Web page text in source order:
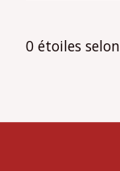
0 étoiles selon